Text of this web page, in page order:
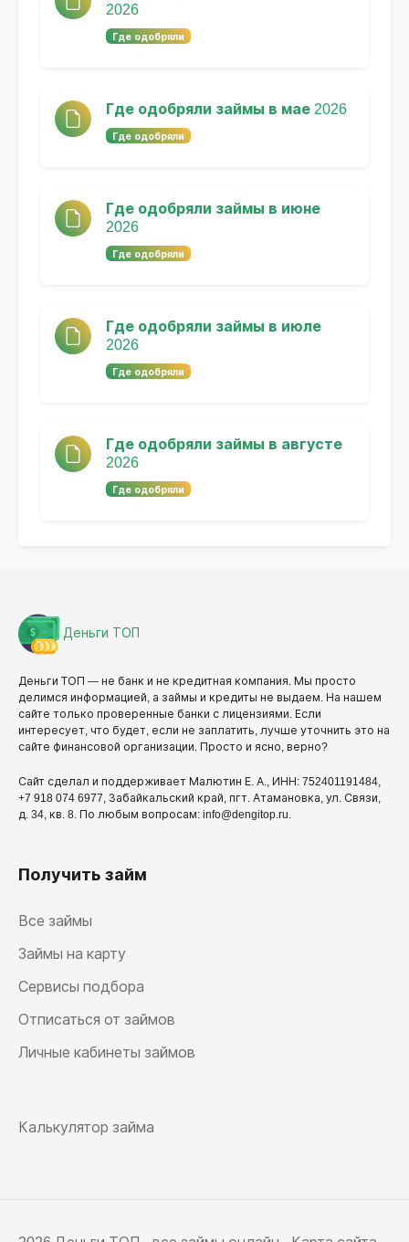
2026
Где одобряли
Где одобряли займы в мае 2026
Где одобряли
Где одобряли займы в июне
2026
Где одобряли
Где одобряли займы в июле
2026
Где одобряли
Где одобряли займы в августе
2026
Где одобряли
Деньги ТОП
Деньги ТОП — не банк и не кредитная компания. Мы просто
делимся информацией, а займы и кредиты не выдаем. На нашем
сайте только проверенные банки с лицензиями. Если
интересует, что будет, если не заплатить, лучше уточнить это на
сайте финансовой организации. Просто и ясно, верно?
Сайт сделал и поддерживает Малютин Е. А., ИНН: 752401191484,
+7 918 074 6977, Забайкальский край, пгт. Атамановка, ул. Связи,
д. 34, кв. 8. По любым вопросам: info@dengitop.ru.
Получить займ
Все займы
Займы на карту
Сервисы подбора
Отписаться от займов
Личные кабинеты займов
Калькулятор займа